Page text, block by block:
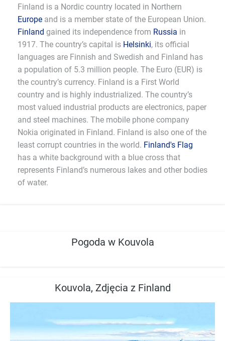
Finland is a Nordic country located in Northern
Europe and is a member state of the European Union.
Finland gained its independence from Russia in
1917. The country’s capital is Helsinki, its official
languages are Finnish and Swedish and Finland has
a population of 5.3 million people. The Euro (EUR) is
the country’s currency. Finland is a First World
country and is highly industrialized. The country’s
most valued industrial products are electronics, paper
and steel machines. The mobile phone company
Nokia originated in Finland. Finland is also one of the
least corrupt countries in the world. Finland's Flag
has a white background with a blue cross that
represents Finland’s numerous lakes and other bodies
of water.
Pogoda w Kouvola
Kouvola, Zdjęcia z Finland